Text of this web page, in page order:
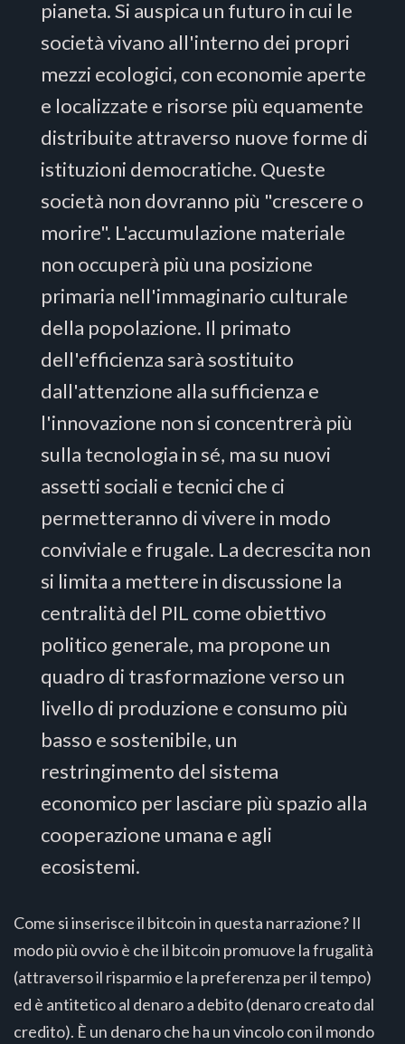
pianeta. Si auspica un futuro in cui le
società vivano all'interno dei propri
mezzi ecologici, con economie aperte
e localizzate e risorse più equamente
distribuite attraverso nuove forme di
istituzioni democratiche. Queste
società non dovranno più "crescere o
morire". L'accumulazione materiale
non occuperà più una posizione
primaria nell'immaginario culturale
della popolazione. Il primato
dell'efficienza sarà sostituito
dall'attenzione alla sufficienza e
l'innovazione non si concentrerà più
sulla tecnologia in sé, ma su nuovi
assetti sociali e tecnici che ci
permetteranno di vivere in modo
conviviale e frugale. La decrescita non
si limita a mettere in discussione la
centralità del PIL come obiettivo
politico generale, ma propone un
quadro di trasformazione verso un
livello di produzione e consumo più
basso e sostenibile, un
restringimento del sistema
economico per lasciare più spazio alla
cooperazione umana e agli
ecosistemi.
Come si inserisce il bitcoin in questa narrazione? Il
modo più ovvio è che il bitcoin promuove la frugalità
(attraverso il risparmio e la preferenza per il tempo)
ed è antitetico al denaro a debito (denaro creato dal
credito). È un denaro che ha un vincolo con il mondo